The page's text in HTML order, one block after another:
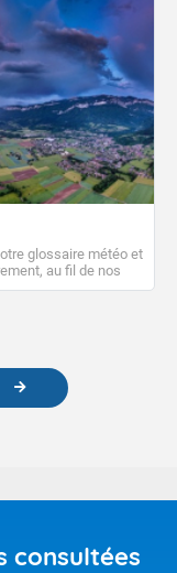
glossaire météo et
au fil de nos
utiles vers nos
consultées